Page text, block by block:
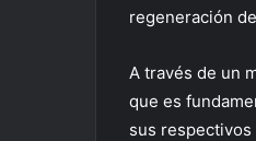
regeneración
A través de un
que es
sus